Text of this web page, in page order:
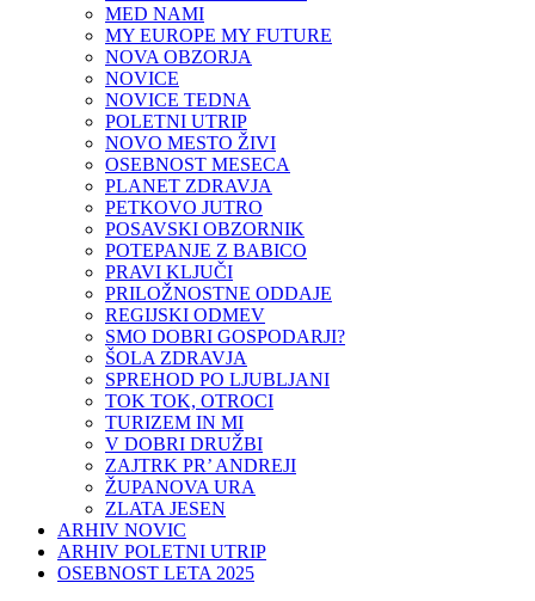
MED NAMI
MY EUROPE MY FUTURE
NOVA OBZORJA
NOVICE
NOVICE TEDNA
POLETNI UTRIP
NOVO MESTO ŽIVI
OSEBNOST MESECA
PLANET ZDRAVJA
PETKOVO JUTRO
POSAVSKI OBZORNIK
POTEPANJE Z BABICO
PRAVI KLJUČI
PRILOŽNOSTNE ODDAJE
REGIJSKI ODMEV
SMO DOBRI GOSPODARJI?
ŠOLA ZDRAVJA
SPREHOD PO LJUBLJANI
TOK TOK, OTROCI
TURIZEM IN MI
V DOBRI DRUŽBI
ZAJTRK PR’ ANDREJI
ŽUPANOVA URA
ZLATA JESEN
ARHIV NOVIC
ARHIV POLETNI UTRIP
OSEBNOST LETA 2025